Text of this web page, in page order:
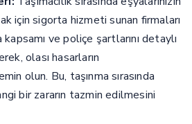
için sigorta hizmeti sunan firmaları
ve poliçe şartlarını detaylı
olası hasarların
olun. Bu, taşınma sırasında
bir zararın tazmin edilmesini